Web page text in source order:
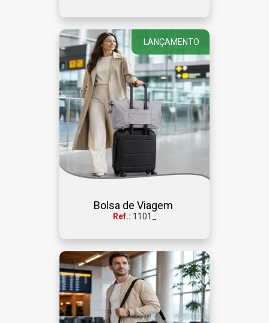
LANÇAMENTO
Bolsa de Viagem
Ref.: 1101_